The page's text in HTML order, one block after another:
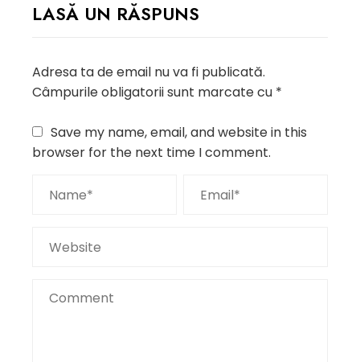
LASĂ UN RĂSPUNS
Adresa ta de email nu va fi publicată.
Câmpurile obligatorii sunt marcate cu *
Save my name, email, and website in this
browser for the next time I comment.